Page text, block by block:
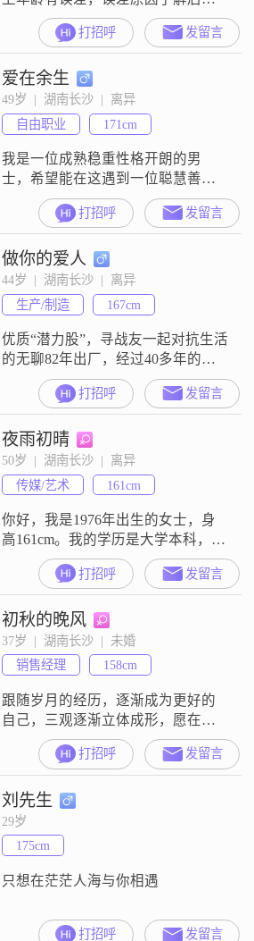
知。退休之前高级教师，副教授级
别，离异。父母已仙逝，家庭关系
简单。儿子北大硕士毕业后去了部
队，现任团政委。女儿清华硕士毕
业后，现在私募公司上班。儿女都
已经成家立业，独立出去了。市里
有6房1车，退休金1W左右，有点小
存款，无经济压力。成熟开朗，温
文尔雅，
打招呼 发留言
爱在余生
49岁  |  湖南长沙  |  离异
自由职业
171cm
我是一位成熟稳重性格开朗的男
士，希望能在这遇到一位聪慧善良
道德人品佳的女士。更多的话语留
着遇到有缘的人说。
打招呼 发留言
做你的爱人
44岁  |  湖南长沙  |  离异
生产/制造
167cm
优质“潜力股”，寻战友一起对抗生活
的无聊82年出厂，经过40多年的风
雨测试，目前性能稳定，无重大故
障记录（除了离婚那次，但已修复
升级）。目前是一名光荣的打工
人，虽然没攒下万贯家财，但养家
糊口的能力还是妥妥的。离异，孩
子没在身边，所以有的是大把时间
陪未来的你。自己觉得最大的优点
是有眼力见儿、不矫情，你生气了
我懂哄，你累了
打招呼 发留言
夜雨初晴
50岁  |  湖南长沙  |  离异
传媒/艺术
161cm
你好，我是1976年出生的女士，身
高161cm。我的学历是大学本科，现
在在长沙工作，月收入在3001到
5000元之间。我是一个善解人意的
人，平时也很直率真诚。在相处
中，我比较注重细节，做事果断干
脆，不喜欢拖泥带水。我性格坦率
直接，有什么想法都会直说，同时
也是一个真诚可靠的人。生活中，
我很享受独处的时间，觉得一个人
安静待
打招呼 发留言
初秋的晚风
37岁  |  湖南长沙  |  未婚
销售经理
158cm
跟随岁月的经历，逐渐成为更好的
自己，三观逐渐立体成形，愿在最
好的时间里，遇见最好的你……
打招呼 发留言
刘先生
29岁
175cm
只想在茫茫人海与你相遇
打招呼 发留言